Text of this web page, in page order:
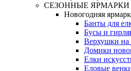
СЕЗОННЫЕ ЯРМАРКИ
Новогодняя
Банты для
Бусы и
Верхушки на
Домики
Елки
Еловые